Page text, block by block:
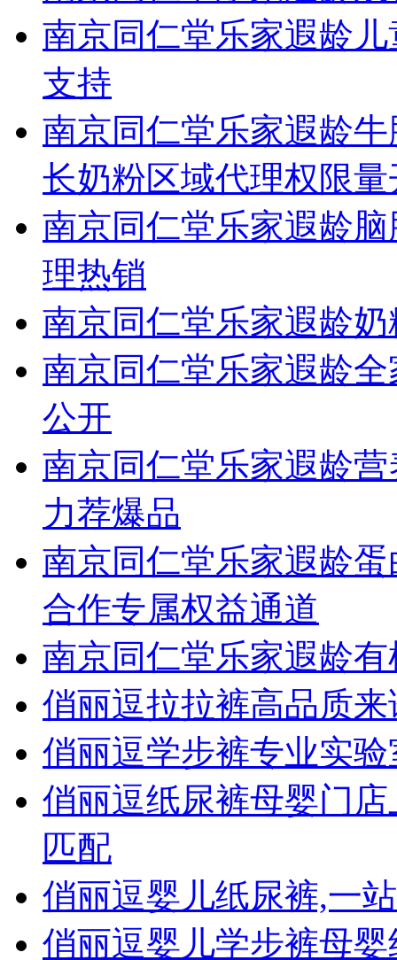
南京同仁堂乐家遐龄
支持
南京同仁堂乐家遐龄
长奶粉区域代理权限
南京同仁堂乐家遐龄
理热销
南京同仁堂乐家遐龄
南京同仁堂乐家遐龄
公开
南京同仁堂乐家遐龄
力荐爆品
南京同仁堂乐家遐龄
合作专属权益通道
南京同仁堂乐家遐龄
俏丽逗拉拉裤高品质来
俏丽逗学步裤专业实
俏丽逗纸尿裤母婴门
匹配
俏丽逗婴儿纸尿裤,一
俏丽逗婴儿学步裤母